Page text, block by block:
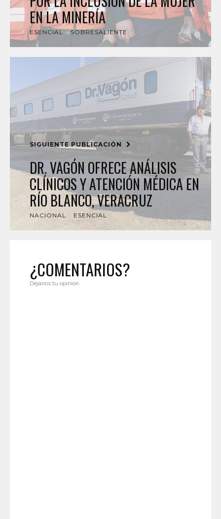
EN LA MINERÍA
ESENCIAL SOBRESALIENTE
SIGUIENTE PUBLICACIÓN
DR. VAGÓN OFRECE ANÁLISIS
CLÍNICOS Y ATENCIÓN MÉDICA EN
RÍO BLANCO, VERACRUZ
NACIONAL ESENCIAL
¿COMENTARIOS?
Déjanos tu opinión.